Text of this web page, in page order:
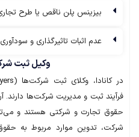
بیزینس پلن ناقص یا طرح
عدم اثبات تاثیرگذاری و
وکیل ثبت
فرآیند ثبت و مدیریت شرکت‌ها
حقوق تجارت و شرکتی هستند و
شرکت، تدوین موارد مربوط به